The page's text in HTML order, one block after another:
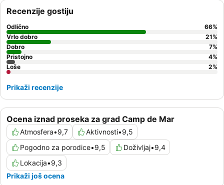
Ocena iznad proseka za grad Camp de Mar
Atmosfera•9,7 Aktivnosti•9,5
Pogodno za porodice•9,5 Doživljaj•9,4
Lokacija•9,3
Prikaži još ocena
Recenzije gostiju
Odlično 66%
Vrlo dobro
21%
Dobro
7%
Pristojno
4%
Loše
2%
Prikaži recenzije